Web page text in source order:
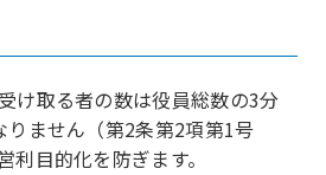
け取る者の数は役員総数の3分
ません（第2条第2項第1号
利目的化を防ぎます。